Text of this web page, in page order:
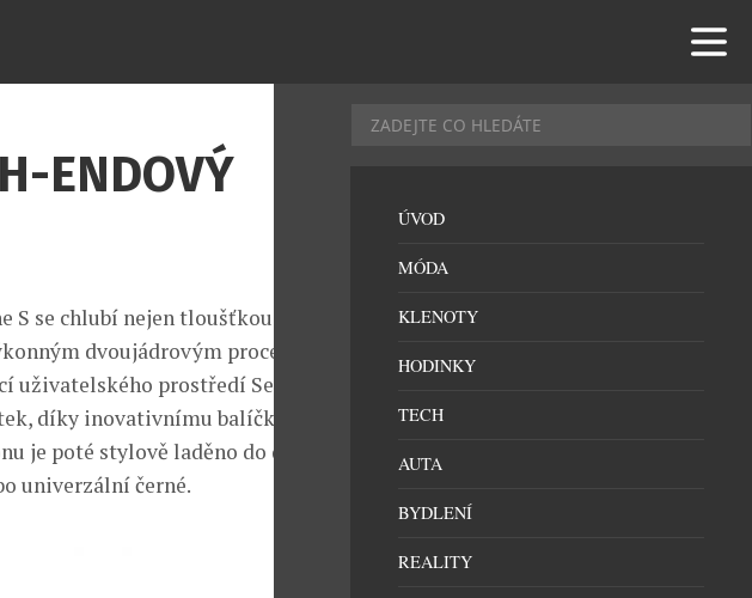
ENDOVÝ
S se chlubí nejen tloušťkou
dvoujádrovým procesorem,
uživatelského prostředí Sense 4
díky inovativnímu balíčku
je poté stylově laděno do dvou
univerzální černé.
ÚVOD
MÓDA
KLENOTY
HODINKY
TECH
AUTA
BYDLENÍ
REALITY